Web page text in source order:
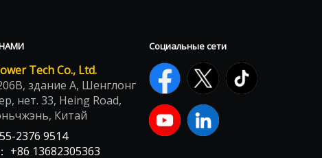
Tech Co., Ltd.
здание А, Шенглонг
нет. 33, Heing Road,
Китай
2376 9514
+86 13682305363
Социальные сети